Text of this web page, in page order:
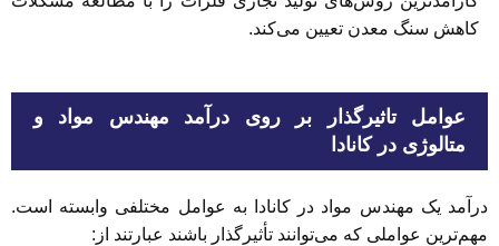
کاهش سنگ معدن تعیین می‌کند.
عوامل تاثیرگذار بر روی درآمد مهندس مواد و
متالوژی در کانادا
درآمد یک مهندس مواد در کانادا به عوامل مختلفی وابسته است.
مهم‌ترین عواملی که می‌توانند تأثیرگذار باشند عبارتند از: